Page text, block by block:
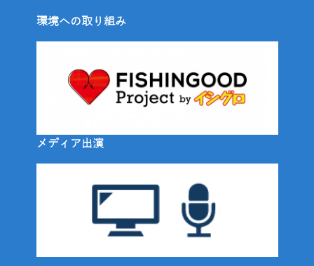
環境への取り組み
メディア出演